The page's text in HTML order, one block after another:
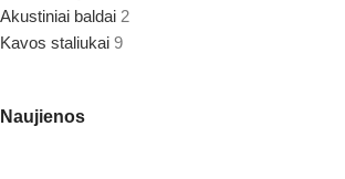
Akustiniai baldai 2
Kavos staliukai 9
Naujienos